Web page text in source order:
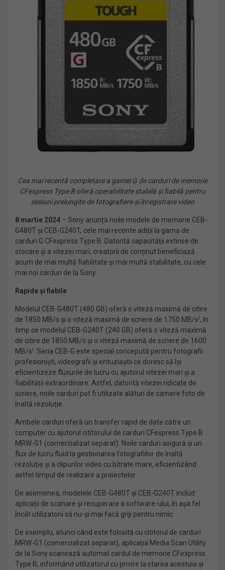
Cea mai recentă completare a gamei G de carduri de memorie
CFexpress Type B oferă operabilitate stabilă și fiabilă pentru
sesiuni prelungite de fotografiere și înregistrare video
8 martie 2024 – Sony anunță noile modele de memorie CEB-
G480T și CEB-G240T, cele mai recente adiții la gama de
carduri G CFexpress Type B. Datorită capacității extinse de
stocare și a vitezei mari, creatorii de conținut beneficiază
acum de mai multă fiabilitate și mai multă stabilitate, cu cele
mai noi carduri de la Sony.
Rapide și fiabile
Modelul CEB-G480T (480 GB) oferă o viteză maximă de citire
de 1850 MB/s și o viteză maximă de scriere de 1750 MB/si, în
timp ce modelul CEB-G240T (240 GB) oferă o viteză maximă
de citire de 1850 MB/s și o viteză maximă de scriere de 1600
MB/si. Seria CEB-G este special concepută pentru fotografii
profesioniști, videografii și entuziaștii ce doresc să își
eficientizeze fluxurile de lucru cu ajutorul vitezei mari și a
fiabilității extraordinare. Astfel, datorită vitezei ridicate de
scriere, noile carduri pot fi utilizate alături de camere foto de
înaltă rezoluție.
Ambele carduri oferă un transfer rapid de date către un
computer cu ajutorul cititorului de carduri CFexpress Type B
MRW-G1 (comercializat separat). Noile carduri asigură și un
flux de lucru fluid la gestionarea fotografiilor de înaltă
rezoluție și a clipurilor video cu bitrate mare, eficientizând
astfel timpul de realizare a proiectelor.
De asemenea, modelele CEB-G480T și CEB-G240T includ
aplicații de scanare și recuperare a software-ului, în așa fel
încât utilizatorii să nu-și mai facă griji pentru nimic.
De exemplu, atunci când este folosită cu cititorul de carduri
MRW-G1 (comercializat separat), aplicația Media Scan Utility
de la Sony scanează automat cardul de memorie CFexpress
Type B, informând utilizatorul cu privire la starea acestuia și